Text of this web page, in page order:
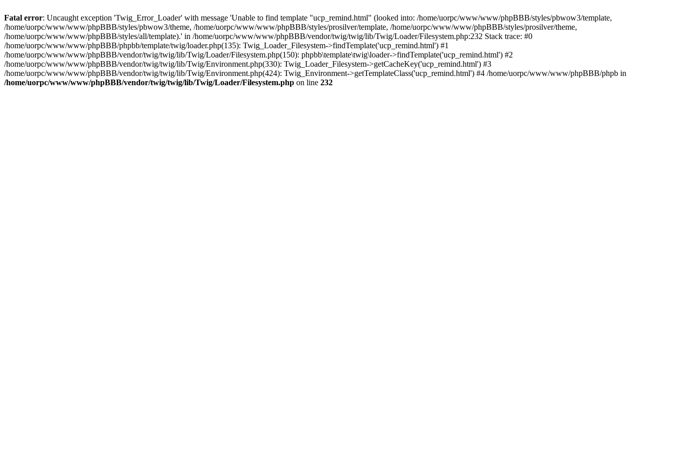
Fatal error: Uncaught exception 'Twig_Error_Loader' with message 'Unable to find template "ucp_remind.html" (looked into: /home/uorpc/www/www/phpBBB/styles/pbwow3/template,
/home/uorpc/www/www/phpBBB/styles/pbwow3/theme, /home/uorpc/www/www/phpBBB/styles/prosilver/template, /home/uorpc/www/www/phpBBB/styles/prosilver/theme,
/home/uorpc/www/www/phpBBB/styles/all/template).' in /home/uorpc/www/www/phpBBB/vendor/twig/twig/lib/Twig/Loader/Filesystem.php:232 Stack trace: #0
/home/uorpc/www/www/phpBBB/phpbb/template/twig/loader.php(135): Twig_Loader_Filesystem->findTemplate('ucp_remind.html') #1
/home/uorpc/www/www/phpBBB/vendor/twig/twig/lib/Twig/Loader/Filesystem.php(150): phpbb\template\twig\loader->findTemplate('ucp_remind.html') #2
/home/uorpc/www/www/phpBBB/vendor/twig/twig/lib/Twig/Environment.php(330): Twig_Loader_Filesystem->getCacheKey('ucp_remind.html') #3
/home/uorpc/www/www/phpBBB/vendor/twig/twig/lib/Twig/Environment.php(424): Twig_Environment->getTemplateClass('ucp_remind.html') #4 /home/uorpc/www/www/phpBBB/phpb in
/home/uorpc/www/www/phpBBB/vendor/twig/twig/lib/Twig/Loader/Filesystem.php on line 232